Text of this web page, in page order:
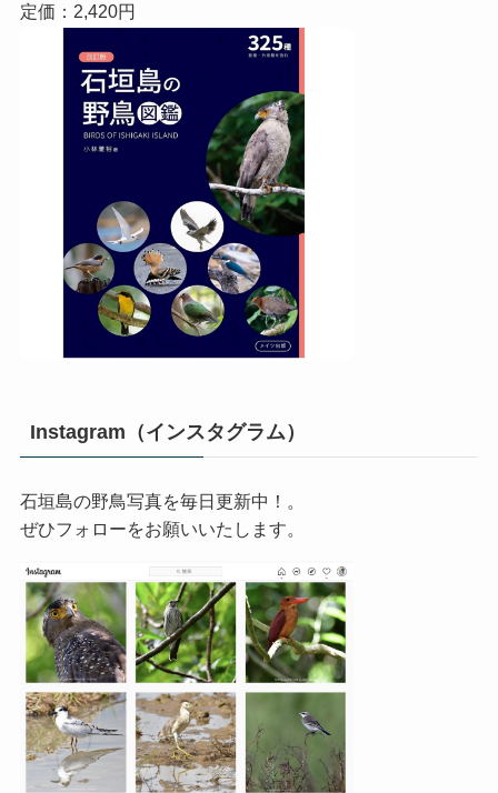
定価：2,420円
Instagram（インスタグラム）
石垣島の野鳥写真を毎日更新中！。
ぜひフォローをお願いいたします。